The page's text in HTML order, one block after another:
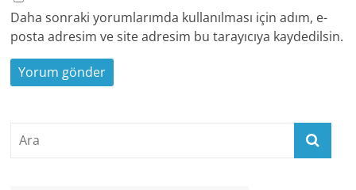
Daha sonraki yorumlarımda kullanılması için adım, e-
posta adresim ve site adresim bu tarayıcıya kaydedilsin.